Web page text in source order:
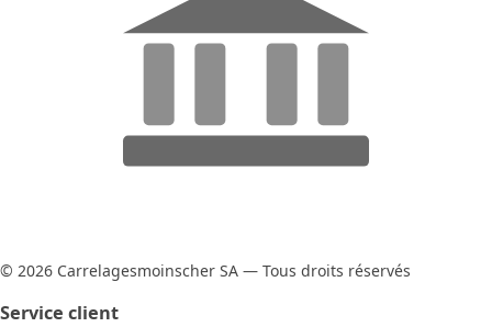
© 2026 Carrelagesmoinscher SA — Tous droits réservés
Service client